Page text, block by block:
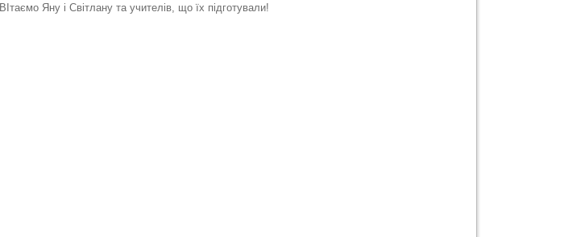
ВІтаємо Яну і Світлану та учителів, що їх підготували!